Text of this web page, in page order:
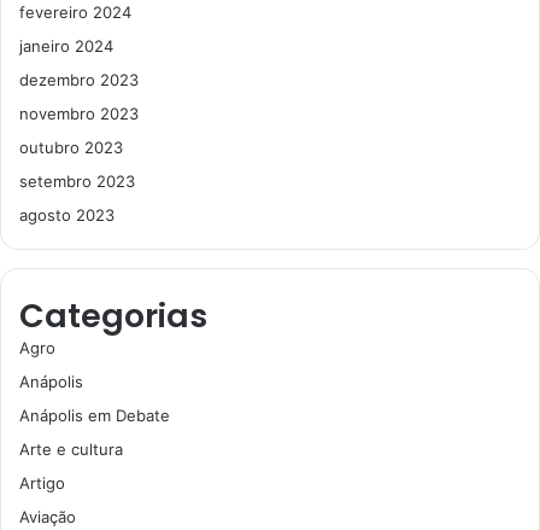
fevereiro 2024
janeiro 2024
dezembro 2023
novembro 2023
outubro 2023
setembro 2023
agosto 2023
Categorias
Agro
Anápolis
Anápolis em Debate
Arte e cultura
Artigo
Aviação